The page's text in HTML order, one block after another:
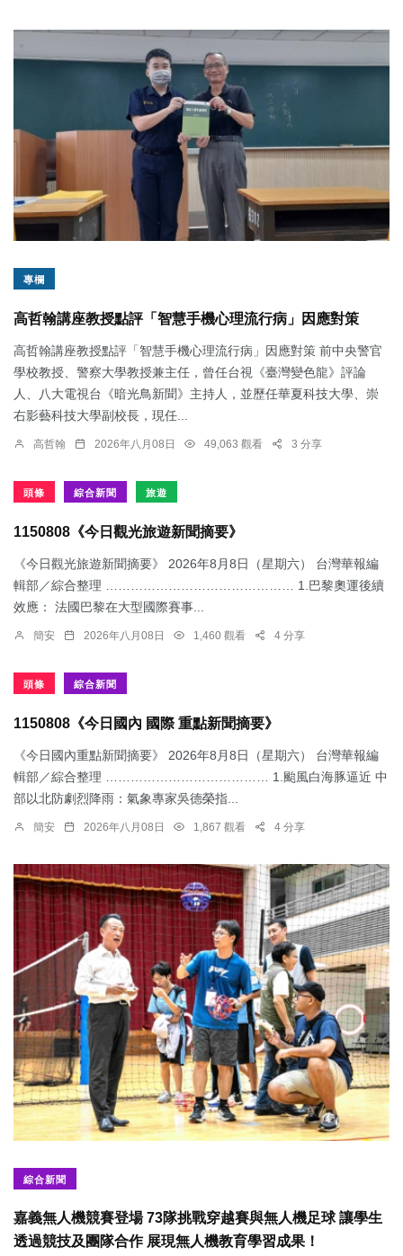
專欄
高哲翰講座教授點評「智慧手機心理流行病」因應對策
高哲翰講座教授點評「智慧手機心理流行病」因應對策 前中央警官
學校教授、警察大學教授兼主任，曾任台視《臺灣變色龍》評論
人、八大電視台《暗光鳥新聞》主持人，並歷任華夏科技大學、崇
右影藝科技大學副校長，現任...
高哲翰 2026年八月08日 49,063 觀看 3 分享
頭條 綜合新聞 旅遊
1150808《今日觀光旅遊新聞摘要》
《今日觀光旅遊新聞摘要》 2026年8月8日（星期六） 台灣華報編
輯部／綜合整理 ……………………………………… 1.​巴黎奧運後續
效應： 法國巴黎在大型國際賽事...
簡安 2026年八月08日 1,460 觀看 4 分享
頭條 綜合新聞
1150808《今日國內 國際 重點新聞摘要》
《今日國內重點新聞摘要》 2026年8月8日（星期六） 台灣華報編
輯部／綜合整理 ………………………………… 1.颱風白海豚逼近 中
部以北防劇烈降雨：​氣象專家吳德榮指...
簡安 2026年八月08日 1,867 觀看 4 分享
綜合新聞
嘉義無人機競賽登場 73隊挑戰穿越賽與無人機足球 讓學生
透過競技及團隊合作 展現無人機教育學習成果！